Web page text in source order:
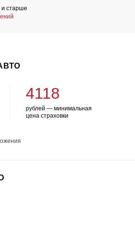
и старше
4118
рублей — минимальная
цена страховки